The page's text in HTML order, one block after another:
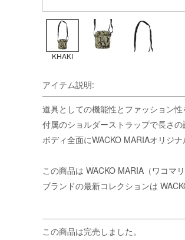
KHAKI
アイテム説明:
道具としての機能性とファッション
付属のショルダーストラップで長さの
ボディ全面にWACKO MARIAオリジ
この商品は WACKO MARIA（ワコマリ
ブランドの最新コレクションは
この商品は完売しました。